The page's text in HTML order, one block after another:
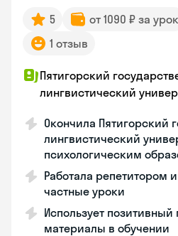
5 от 1090 ₽ за урок
1 отзыв
Пятигорский
лингвистический
Окончила Пятигорский
лингвистический
психологическим
Работала репетитором
частные уроки
Использует
материалы в обучении